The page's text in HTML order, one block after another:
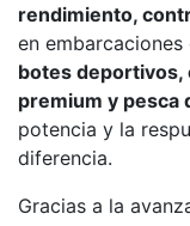
rendimiento,
en
botes deportivos,
premium y pesca
potencia y la
diferencia.
Gracias a la